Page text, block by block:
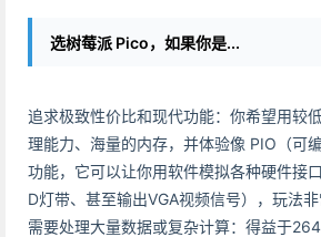
选树莓派 Pico，如果你是...
追求极致性价比和现代功能：你希望用较
理能力、海量的内存，并体验像 PIO（可
功能，它可以让你用软件模拟各种硬件接
D灯带、甚至输出VGA视频信号），玩法非
需要处理大量数据或复杂计算：得益于